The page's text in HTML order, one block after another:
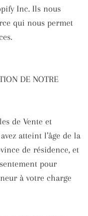
Inc. Ils nous
qui nous permet
DE NOTRE
de Vente et
atteint l’âge de la
de résidence, et
pour
à votre charge